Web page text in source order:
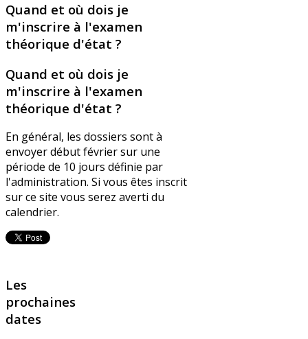
Quand et où dois je
m'inscrire à l'examen
théorique d'état ?
Quand et où dois je
m'inscrire à l'examen
théorique d'état ?
En général, les dossiers sont à
envoyer début février sur une
période de 10 jours définie par
l'administration. Si vous êtes inscrit
sur ce site vous serez averti du
calendrier.
Les
prochaines
dates